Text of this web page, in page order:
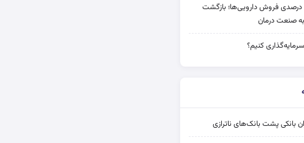
جهش ۱۶۶ درصدی فروش دارویی‌ها؛ بازگشت
صنعت درمان
بانکی پشت بانک‌های ناترازی